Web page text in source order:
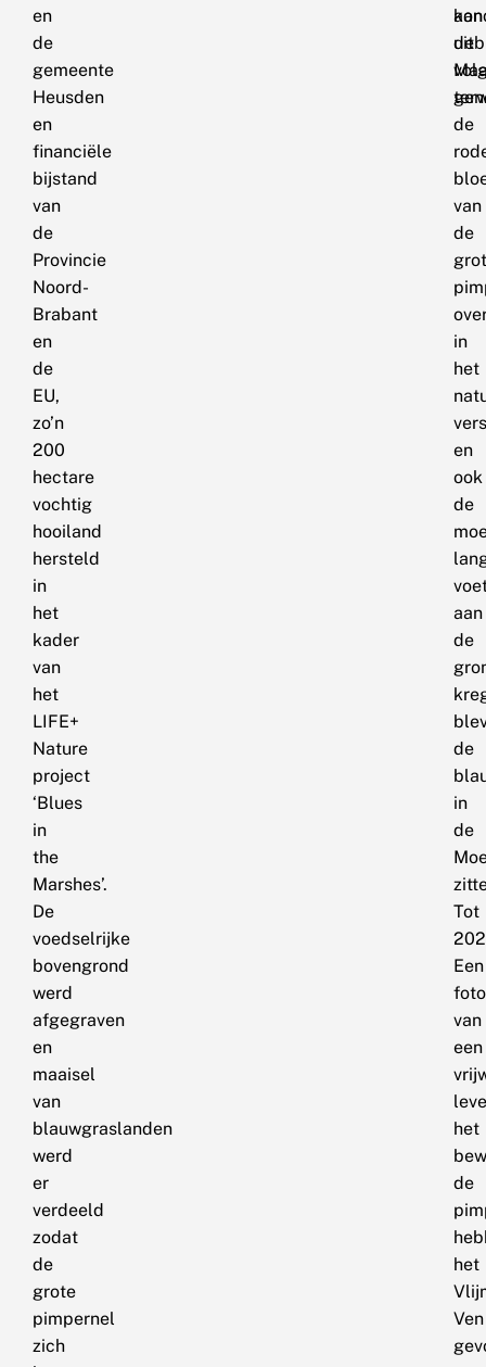
en
de
gemeente
Heusden
en
financiële
bijstand
van
de
Provincie
Noord-
Brabant
en
de
EU,
zo’n
200
hectare
vochtig
hooiland
hersteld
in
het
kader
van
het
LIFE+
Nature
project
‘Blues
in
the
Marshes’.
De
voedselrijke
bovengrond
werd
afgegraven
en
maaisel
van
blauwgraslanden
werd
er
verdeeld
zodat
de
grote
pimpernel
zich
de
van
de
in
het
en
ook
de
aan
de
de
in
de
Tot
Een
foto
van
een
het
de
het
Ven
aan
de